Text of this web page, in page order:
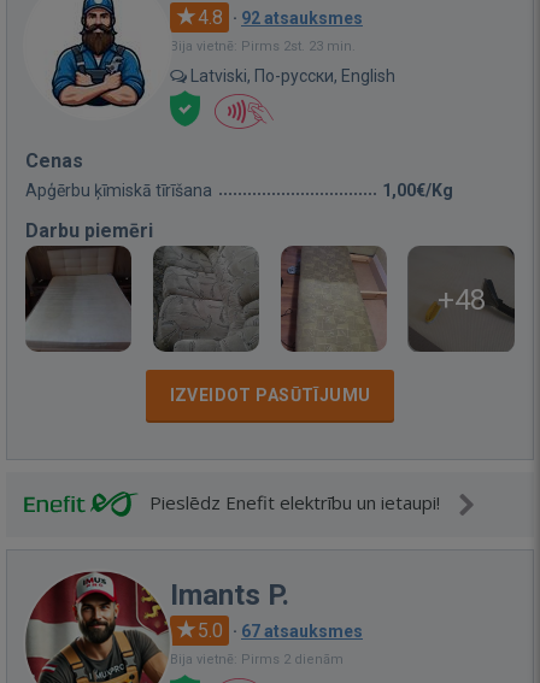
4.8 · 92 atsauksmes
Bija vietnē: Pirms 2st. 23 min.
Latviski, По-русски, English
Cenas
Apģērbu ķīmiskā tīrīšana 1,00€/Kg
Darbu piemēri
+48
IZVEIDOT PASŪTĪJUMU
Pieslēdz Enefit elektrību un ietaupi!
Imants P.
5.0 · 67 atsauksmes
Bija vietnē: Pirms 2 dienām